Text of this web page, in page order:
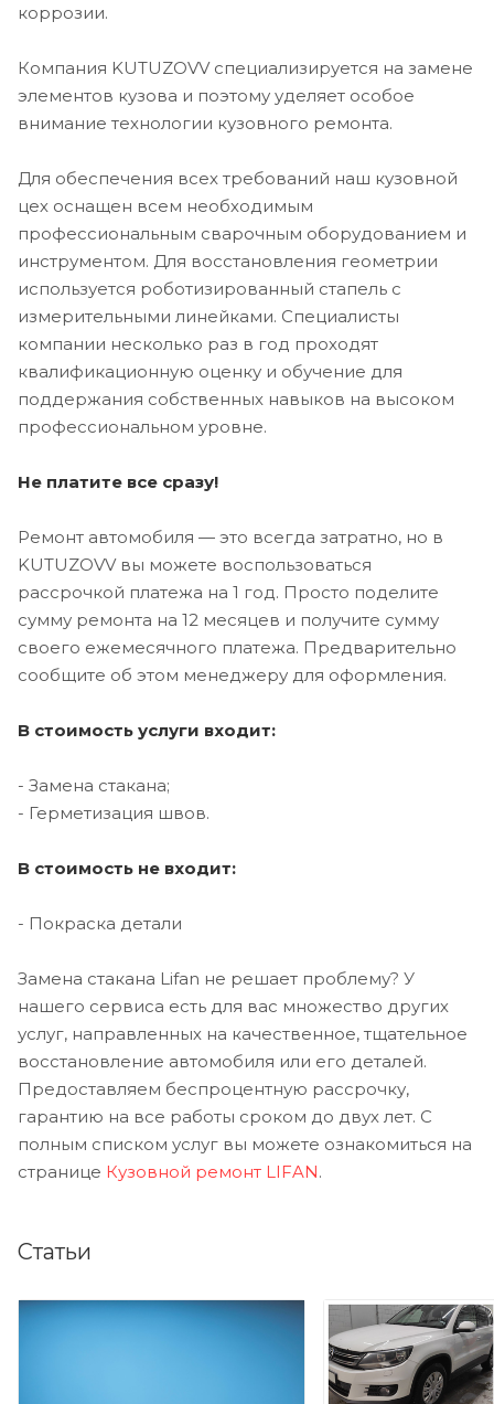
коррозии.
Компания KUTUZOVV специализируется на замене
элементов кузова и поэтому уделяет особое
внимание технологии кузовного ремонта.
Для обеспечения всех требований наш кузовной
цех оснащен всем необходимым
профессиональным сварочным оборудованием и
инструментом. Для восстановления геометрии
используется роботизированный стапель с
измерительными линейками. Специалисты
компании несколько раз в год проходят
квалификационную оценку и обучение для
поддержания собственных навыков на высоком
профессиональном уровне.
Не платите все сразу!
Ремонт автомобиля — это всегда затратно, но в
KUTUZOVV вы можете воспользоваться
рассрочкой платежа на 1 год. Просто поделите
сумму ремонта на 12 месяцев и получите сумму
своего ежемесячного платежа. Предварительно
сообщите об этом менеджеру для оформления.
В стоимость услуги входит:
- Замена стакана;
- Герметизация швов.
В стоимость не входит:
- Покраска детали
Замена стакана Lifan не решает проблему? У
нашего сервиса есть для вас множество других
услуг, направленных на качественное, тщательное
восстановление автомобиля или его деталей.
Предоставляем беспроцентную рассрочку,
гарантию на все работы сроком до двух лет. С
полным списком услуг вы можете ознакомиться на
странице Кузовной ремонт LIFAN.
Статьи